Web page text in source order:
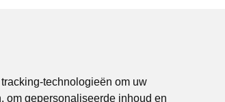
technologieën om uw
om gepersonaliseerde inhoud en